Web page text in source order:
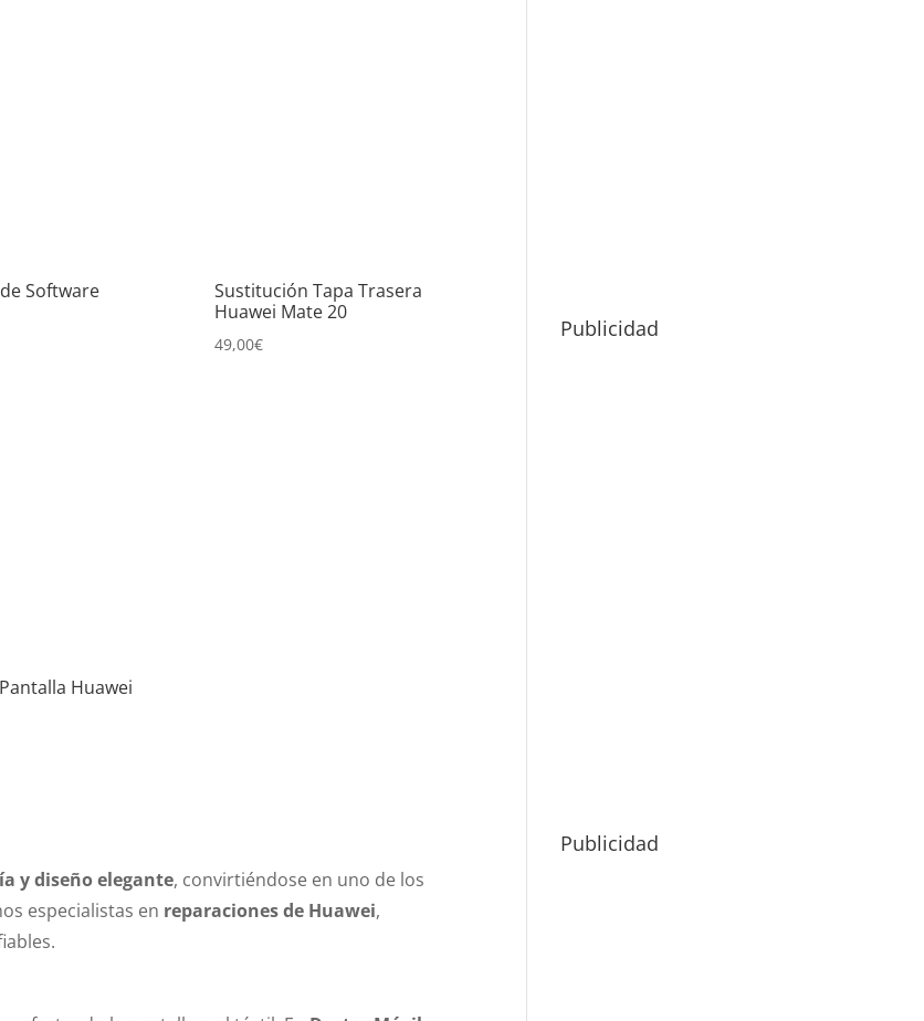
Software
Sustitución Tapa Trasera
Huawei Mate 20
49,00€
Huawei
y diseño elegante, convirtiéndose en uno de los
especialistas en reparaciones de Huawei,
Publicidad
Publicidad